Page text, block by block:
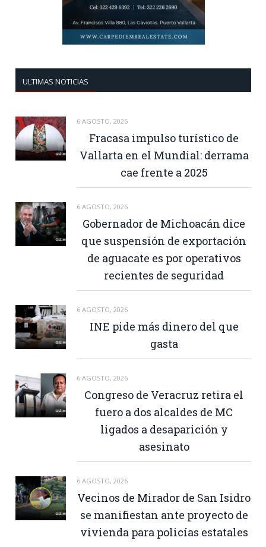
ULTIMAS NOTICIAS
6 AGOSTO, 2026
Fracasa impulso turístico de
Vallarta en el Mundial: derrama
cae frente a 2025
6 AGOSTO, 2026
Gobernador de Michoacán dice
que suspensión de exportación
de aguacate es por operativos
recientes de seguridad
6 AGOSTO, 2026
INE pide más dinero del que
gasta
6 AGOSTO, 2026
Congreso de Veracruz retira el
fuero a dos alcaldes de MC
ligados a desaparición y
asesinato
6 AGOSTO, 2026
Vecinos de Mirador de San Isidro
se manifiestan ante proyecto de
vivienda para policías estatales